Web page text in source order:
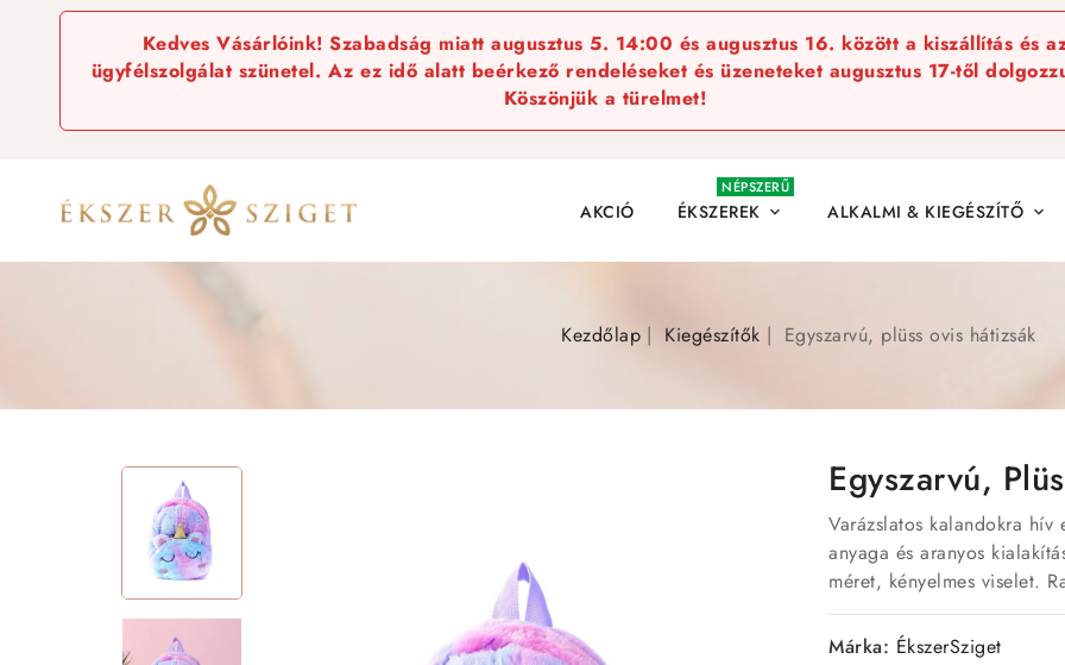
Kedves Vásárlóink! Szabadság miatt augusztus 5. 14:00 és augusztus 16. között a kiszállítás és
ügyfélszolgálat szünetel. Az ez idő alatt beérkező rendeléseket és üzeneteket augusztus 17-től
Köszönjük a türelmet!
AKCIÓ ÉKSZEREK 
NÉPSZERŰ
ALKALMI & KIEGÉSZÍTŐ 
Kezdőlap Kiegészítők Egyszarvú, plüss ovis hátizsák
Egyszarvú,
Varázslatos kalandokra hív
anyaga és aranyos
méret, kényelmes viselet.
Márka: ÉkszerSziget